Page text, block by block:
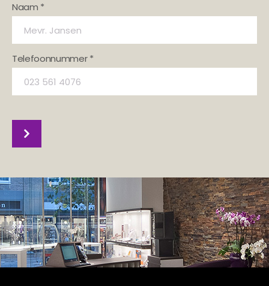
Naam *
Telefoonnummer *